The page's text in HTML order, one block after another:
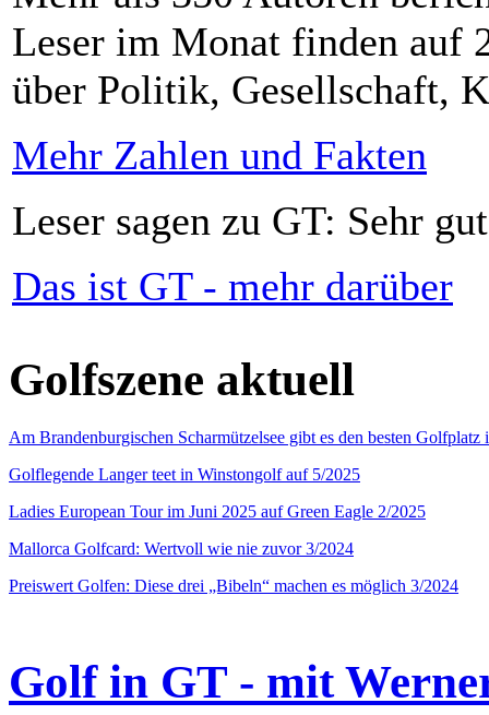
Leser im Monat finden auf
über Politik, Gesellschaft,
Mehr Zahlen und Fakten
Leser sagen zu GT: Sehr
Das ist GT - mehr darüber
Golfszene aktuell
Am Brandenburgischen Scharmützelsee gibt es den besten
Golflegende Langer teet in Winstongolf auf 5/2025
Ladies European Tour im Juni 2025 auf Green Eagle 2/2025
Mallorca Golfcard: Wertvoll wie nie zuvor 3/2024
Preiswert Golfen: Diese drei „Bibeln“ machen es möglich 3/2024
Golf in GT - mit